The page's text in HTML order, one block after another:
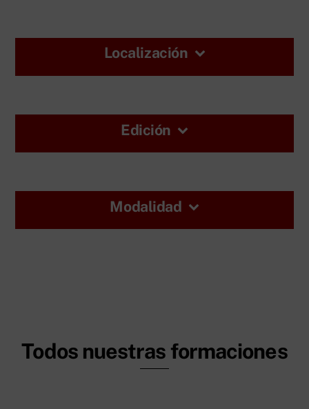
Todos nuestras formaciones
Localización
Edición
Modalidad